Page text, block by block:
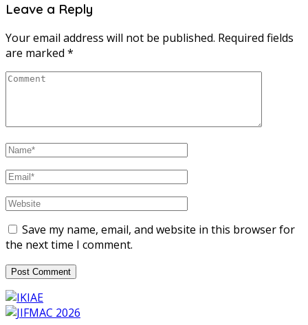
Leave a Reply
Your email address will not be published. Required fields
are marked *
Save my name, email, and website in this browser for
the next time I comment.